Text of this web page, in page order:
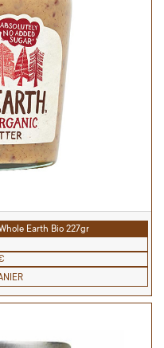
Earth Bio 227gr